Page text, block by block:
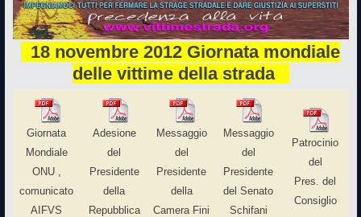
18 novembre 2012 Giornata mondiale
delle vittime della strada
Giornata
Mondiale
ONU ,
comunicato
AIFVS
Adesione
del
Presidente
della
Repubblica
Messaggio
del
Presidente
della
Camera Fini
Messaggio
del
Presidente
del Senato
Schifani
Patrocinio
del
Pres. del
Consiglio